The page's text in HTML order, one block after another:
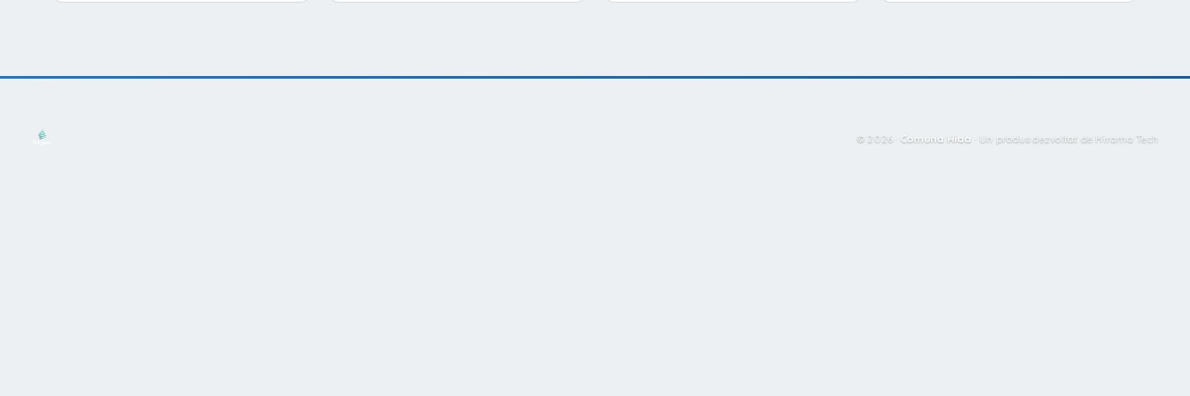
© 2026 · Comuna Hida Un produs dezvoltat de Hirama Tech